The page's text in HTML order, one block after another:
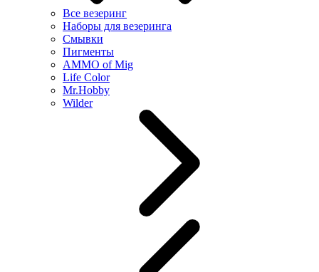
Все везеринг
Наборы для везеринга
Смывки
Пигменты
AMMO of Mig
Life Color
Mr.Hobby
Wilder